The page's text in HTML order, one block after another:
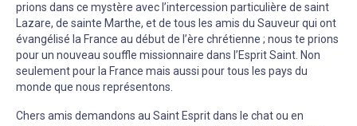
prions dans ce mystère avec l’intercession particulière de saint
Lazare, de sainte Marthe, et de tous les amis du Sauveur qui ont
évangélisé la France au début de l’ère chrétienne ; nous te prions
pour un nouveau souffle missionnaire dans l’Esprit Saint. Non
seulement pour la France mais aussi pour tous les pays du
monde que nous représentons.
Chers amis demandons au Saint Esprit dans le chat ou en